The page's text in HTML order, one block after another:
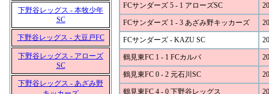
下野谷レッグス - 本牧少年
SC
下野谷レッグス - 大豆戸FC
下野谷レッグス - アローズ
SC
下野谷レッグス - あざみ野
FCサンダーズ 5 - 1 アローズSC
FCサンダーズ 1 - 3 あざみ野キッカーズ
FCサンダーズ - KAZU SC
鶴見東FC 1 - 1 FCカルパ
鶴見東FC 0 - 2 元石川SC
鶴見東FC 4 - 0 下野谷レッグス